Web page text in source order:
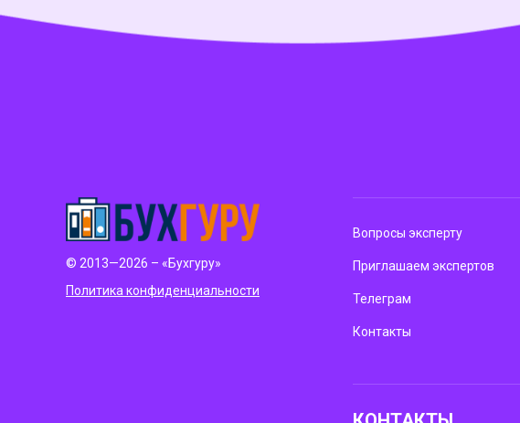
© 2013—2026 – «Бухгуру»
Политика конфиденциальности
Вопросы эксперту
Приглашаем экспертов
Телеграм
Контакты